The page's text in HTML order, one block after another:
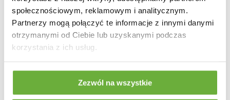
społecznościowym, reklamowym i analitycznym.
Partnerzy mogą połączyć te informacje z innymi danymi
otrzymanymi od Ciebie lub uzyskanymi podczas
korzystania z ich usług.
Zezwól na wszystkie